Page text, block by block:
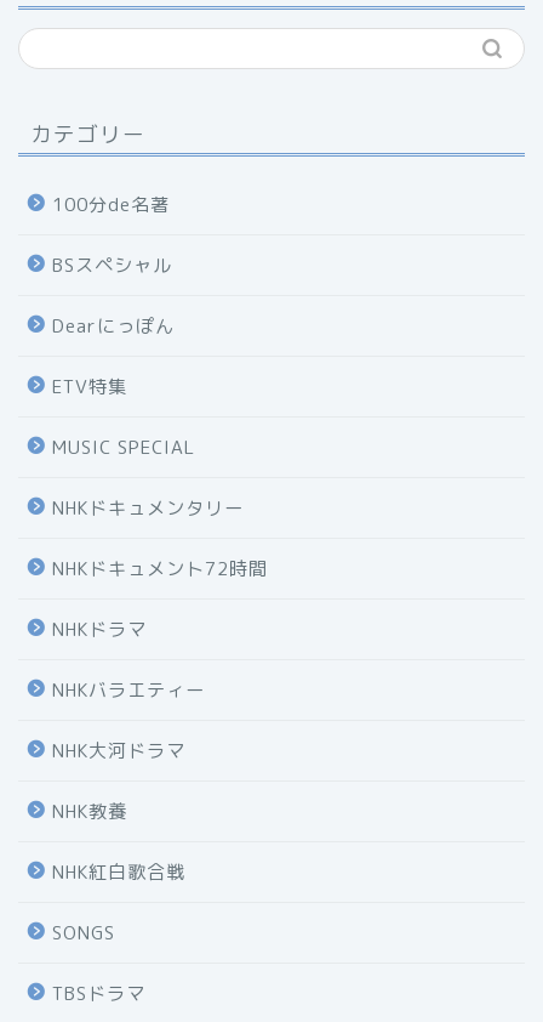
カテゴリー
100分de名著
BSスペシャル
Dearにっぽん
ETV特集
MUSIC SPECIAL
NHKドキュメンタリー
NHKドキュメント72時間
NHKドラマ
NHKバラエティー
NHK大河ドラマ
NHK教養
NHK紅白歌合戦
SONGS
TBSドラマ